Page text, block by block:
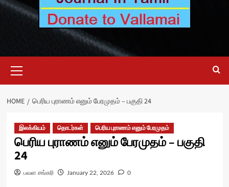
Menu
HOME பெரிய புராணம் எனும் பேரமுதம் – பகுதி 24
இலக்கியம் தொடர்கள் பெரிய புராணம் எனும் பேரமுதம்
பெரிய புராணம் எனும் பேரமுதம் – பகுதி
24
பவள சங்கரி January 22, 2026 0